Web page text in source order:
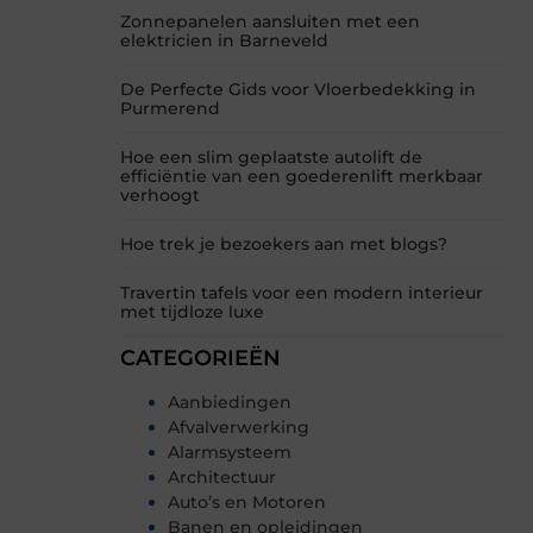
Zonnepanelen aansluiten met een
elektricien in Barneveld
De Perfecte Gids voor Vloerbedekking in
Purmerend
Hoe een slim geplaatste autolift de
efficiëntie van een goederenlift merkbaar
verhoogt
Hoe trek je bezoekers aan met blogs?
Travertin tafels voor een modern interieur
met tijdloze luxe
CATEGORIEËN
Aanbiedingen
Afvalverwerking
Alarmsysteem
Architectuur
Auto’s en Motoren
Banen en opleidingen